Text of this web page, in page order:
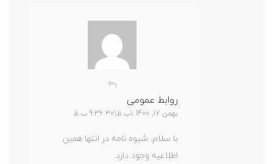
روابط عمومی
بهمن 17, 1400 \ب.ظ\30 9:36 ب.ظ
با سلام. شیوه نامه در انتها همین
اطلاعیه وجود دارد.